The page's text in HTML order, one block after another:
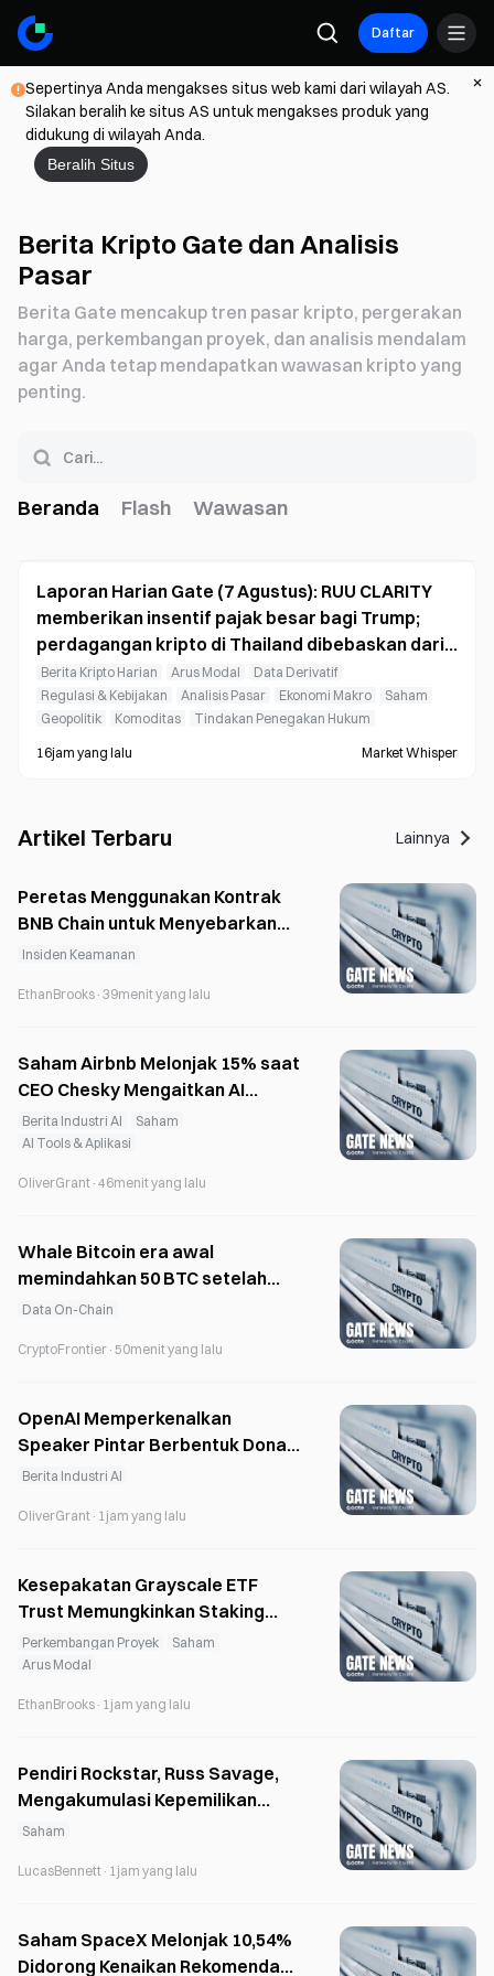
Daftar
Sepertinya Anda mengakses situs web kami dari wilayah AS.
Silakan beralih ke situs AS untuk mengakses produk yang
didukung di wilayah Anda.
Beralih Situs
Berita Kripto Gate dan Analisis
Pasar
Berita Gate mencakup tren pasar kripto, pergerakan
harga, perkembangan proyek, dan analisis mendalam
agar Anda tetap mendapatkan wawasan kripto yang
penting.
Beranda Flash Wawasan
Laporan Harian Gate (7 Agustus): RUU CLARITY
memberikan insentif pajak besar bagi Trump;
perdagangan kripto di Thailand dibebaskan dari
pajak keuntungan modal
Berita Kripto Harian Arus Modal
Data Derivatif
Regulasi & Kebijakan
Analisis Pasar Ekonomi Makro
Saham
Geopolitik
Komoditas Tindakan Penegakan Hukum
16jam yang lalu Market Whisper
Artikel Terbaru Lainnya
Peretas Menggunakan Kontrak
BNB Chain untuk Menyebarkan
Malware melalui CAPTCHA Palsu
Insiden Keamanan
EthanBrooks · 39menit yang lalu
Saham Airbnb Melonjak 15% saat
CEO Chesky Mengaitkan AI
dengan Percepatan
Pertumbuhan
Berita Industri AI
Saham
AI Tools & Aplikasi
OliverGrant · 46menit yang lalu
Whale Bitcoin era awal
memindahkan 50 BTC setelah
tidak aktif selama 10 bulan
Data On-Chain
CryptoFrontier · 50menit yang lalu
OpenAI Memperkenalkan
Speaker Pintar Berbentuk Donat
Seharga $300–$400 yang Akan
Berita Industri AI
OliverGrant · 1jam yang lalu
Kesepakatan Grayscale ETF
Trust Memungkinkan Staking
atas Seluruh 161.000 ETH yang
Menganggur
Perkembangan Proyek
Saham
Arus Modal
EthanBrooks · 1jam yang lalu
Pendiri Rockstar, Russ Savage,
Mengakumulasi Kepemilikan
4,7% di Celsius dan Menuntut
Saham
LucasBennett · 1jam yang lalu
Saham SpaceX Melonjak 10,54%
Didorong Kenaikan Rekomendasi